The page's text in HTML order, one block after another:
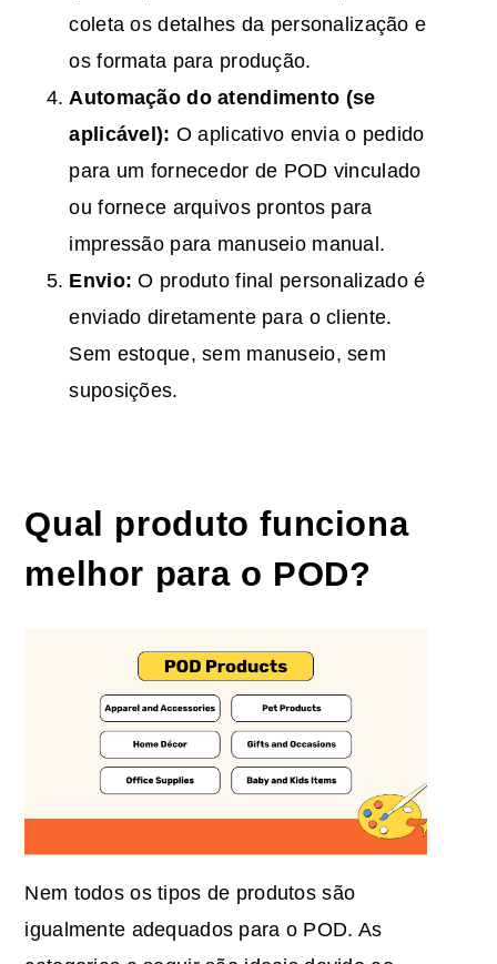
coleta os detalhes da personalização e
os formata para produção.
Automação do atendimento (se
aplicável): O aplicativo envia o pedido
para um fornecedor de POD vinculado
ou fornece arquivos prontos para
impressão para manuseio manual.
Envio:O produto final personalizado é
enviado diretamente para o cliente.
Sem estoque, sem manuseio, sem
suposições.
Qual produto funciona
melhor para o POD?
Nem todos os tipos de produtos são
igualmente adequados para o POD. As